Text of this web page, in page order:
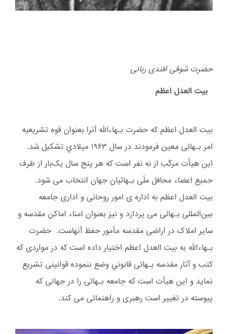
حضرت شوقی افندی ربانی
بیت العدل اعظم
بیت العدل اعظم که حضرت بـهاءالله آنرا بعنوان قوه تشریعیه
امر بـهائی معین فرمودند در سال ۱۹۶۳ ميلادي تشکیل شد.
این هیأت مرکّب از نه نفر است که هر پنج سال یک‌بار از طرف
جمیع اعضاء محافل ملّی بـهائیان جهان انتخاب می شود.
بیت العدل اعظم به اداره ی امور روحانی و اداری جامعه
بین‌المللی بـهائی می پردازد و نیز بعنوان امناء اماکن مقدسه و
سایر املاک در اراضی مقدسه مأمور حفظ آنهاست. حضرت
بـهاءالله به بیت العدل اعظم اختیار داده است که در مواردی که
کتب و آثار مقدسه بـهائی قانوني وضع ننموده قوانینی تشریع
نماید و این هیأت است که جامعه بـهائی را در جهانی که
پیوسته در تغییر است رهبری و راهنمائی می کند.